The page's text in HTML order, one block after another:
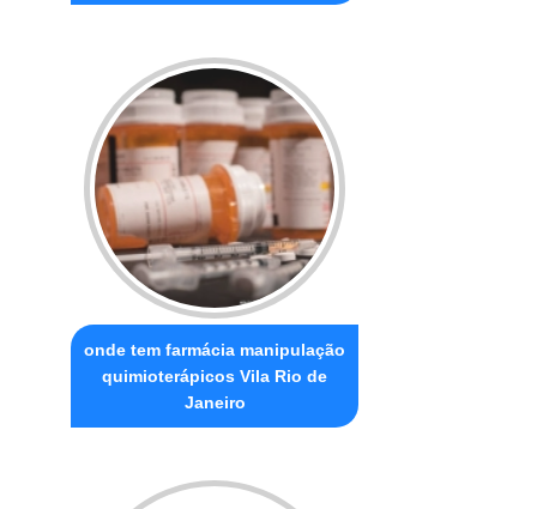
onde tem farmácia manipulação
quimioterápicos Vila Rio de
Janeiro